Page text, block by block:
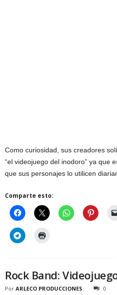
Como curiosidad, sus creadores
“el videojuego del inodoro” ya que
que sus personajes lo utilicen
Comparte esto:
Rock Band:
Por ARLECO PRODUCCIONES 0